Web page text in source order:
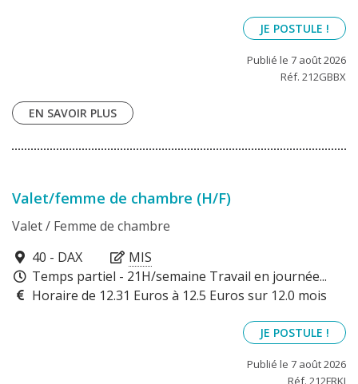
JE POSTULE !
Publié le 7 août 2026
Réf. 212GBBX
EN SAVOIR PLUS
Valet/femme de chambre (H/F)
Valet / Femme de chambre
40100
40 - DAX
MIS
Temps partiel - 21H/semaine Travail en journée...
Horaire de 12.31 Euros à 12.5 Euros sur 12.0 mois
JE POSTULE !
Publié le 7 août 2026
Réf. 212FRKJ